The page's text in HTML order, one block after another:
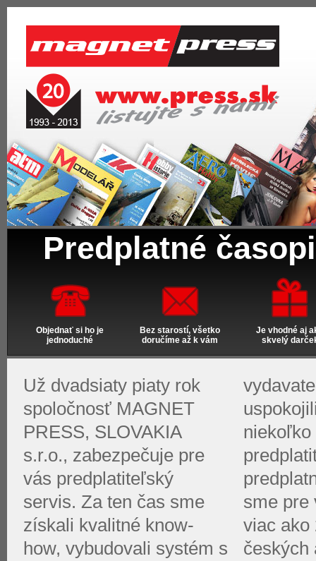
Predplatné
Objednať si ho je
jednoduché
Bez starostí, všetko
doručíme až k vám
Je vhodné aj
skvelý
Už dvadsiaty piaty rok
spoločnosť MAGNET
PRESS, SLOVAKIA
s.r.o., zabezpečuje pre
vás predplatiteľský
servis. Za ten čas sme
získali kvalitné know-
how, vybudovali systém s
sme pre
viac ako
českých